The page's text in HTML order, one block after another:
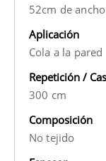
52cm de
Aplicación
Cola a la pared
Repetición /
300 cm
Composición
No tejido